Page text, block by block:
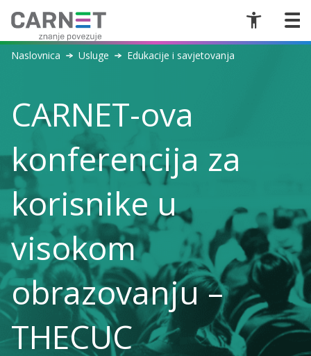
Naslovnica Usluge Edukacije i savjetovanja
CARNET-ova
konferencija za
korisnike u
visokom
obrazovanju –
THECUC